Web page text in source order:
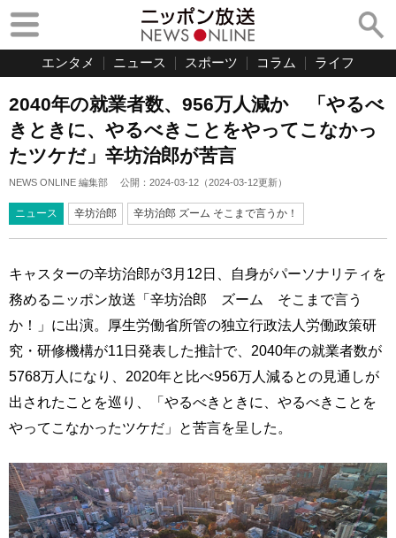
エンタメ ニュース スポーツ コラム ライフ
2040年の就業者数、956万人減か 「やるべ
きときに、やるべきことをやってこなかっ
たツケだ」辛坊治郎が苦言
NEWS ONLINE 編集部 公開： 2024-03-12 （2024-03-12更新）
ニュース 辛坊治郎 辛坊治郎 ズーム そこまで言うか！
キャスターの辛坊治郎が3月12日、自身がパーソナリティを
務めるニッポン放送「辛坊治郎 ズーム そこまで言う
か！」に出演。厚生労働省所管の独立行政法人労働政策研
究・研修機構が11日発表した推計で、2040年の就業者数が
5768万人になり、2020年と比べ956万人減るとの見通しが
出されたことを巡り、「やるべきときに、やるべきことを
やってこなかったツケだ」と苦言を呈した。